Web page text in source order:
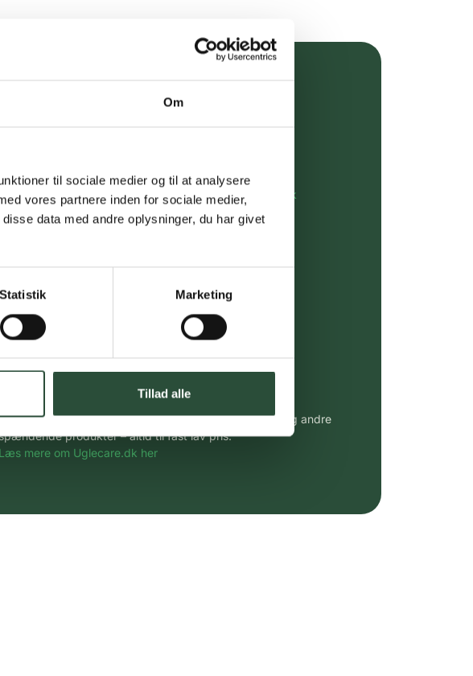
Om
til sociale medier og til at analysere
vores partnere inden for sociale medier,
data med andre oplysninger, du har givet
Statistik Marketing
Tillad alle
Gratis fragt over 349 kr.
hjælp til din webordre på:kundeservice@uglecare.dk
leveringen via GLS, og DAO
Faste lave priser*
*Gælder ikke ernæringsprodukter.
Stort udvalg af kendte produkter
tilbyder et stort udvalg af kendte cremer, vitaminer og andre
produkter – altid til fast lav pris.
Læs mere om Uglecare.dk her